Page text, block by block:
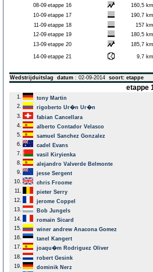
08-09 etappe 16
160,5 km
10-09 etappe 17
190,7 km
11-09 etappe 18
157 km
12-09 etappe 19
180,5 km
13-09 etappe 20 185,7 km
14-09 etappe 21 9,7 km
Wedstrijduitslag datum : 02-09-2014 soort: etappe
etappe
1.
tony Martin
2.
rigoberto Ur�n Ur�n
3.
fabian Cancellara
4.
alberto Contador Velasco
5.
samuel Sanchez Gonzalez
6.
cadel Evans
7.
vasil Kiryienka
8.
alejandro Valverde Belmonte
9.
jesse Sergent
10.
chris Froome
11.
pieter Serry
12.
jerome Coppel
13.
Bob Jungels
14.
romain Sicard
15.
winer andrew Anacona Gomez
16.
tanel Kangert
17.
joaqu�m Rodriguez Oliver
18.
robert Gesink
19.
dominik Nerz